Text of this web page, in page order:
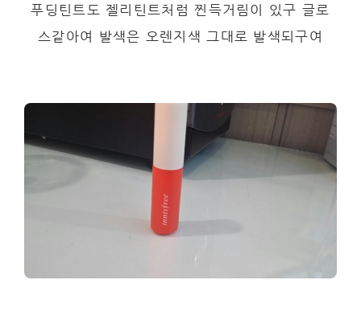
푸딩틴트도 젤리틴트처럼 찐득거림이 있구 글로
스같아여 발색은 오렌지색 그대로 발색되구여